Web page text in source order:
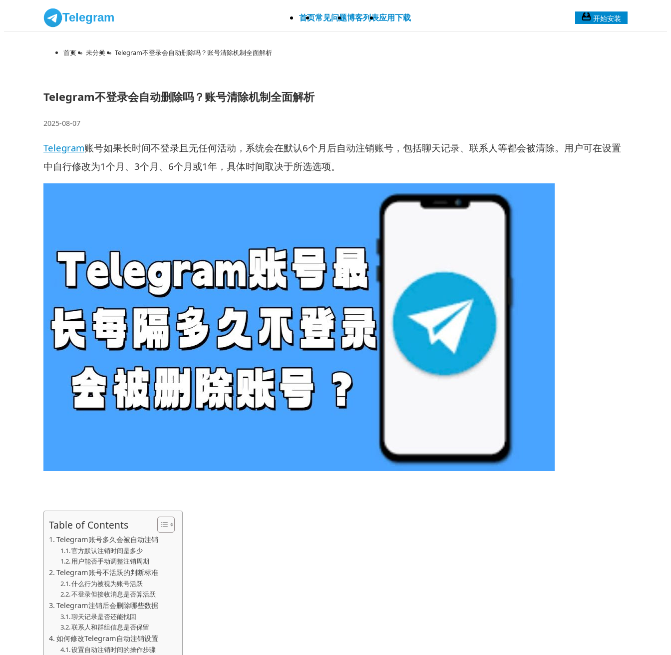
Telegram 首页常见问题博客列表应用下载 开始安装
首页 » 未分类 » Telegram不登录会自动删除吗？账号清除机制全面解析
Telegram不登录会自动删除吗？账号清除机制全面解析
2025-08-07
Telegram账号如果长时间不登录且无任何活动，系统会在默认6个月后自动注销账号，包括聊天记录、联系人等都会被清除。用户可在设置
中自行修改为1个月、3个月、6个月或1年，具体时间取决于所选选项。
Table of Contents
Telegram账号多久会被自动注销
官方默认注销时间是多少
用户能否手动调整注销周期
Telegram账号不活跃的判断标准
什么行为被视为账号活跃
不登录但接收消息是否算活跃
Telegram注销后会删除哪些数据
聊天记录是否还能找回
联系人和群组信息是否保留
如何修改Telegram自动注销设置
设置自动注销时间的操作步骤